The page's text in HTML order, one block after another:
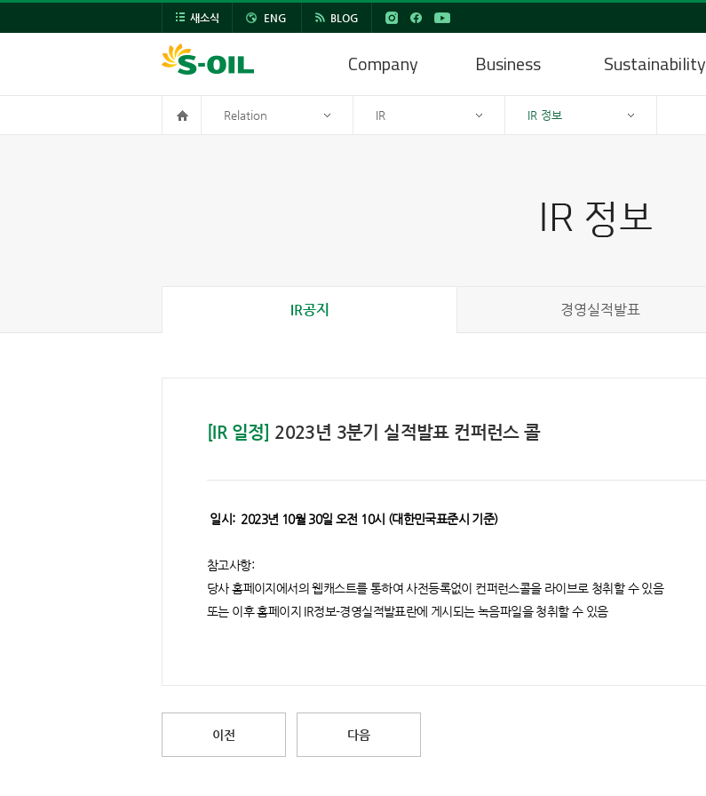
새소식 ENG BLOG
Company Business Sustainability
Relation IR IR 정보
IR공지 경영실적발표
[IR 일정] 2023년 3분기 실적발표 컨퍼런스 콜
일시: 2023년 10월 30일 오전 10시 (대한민국표준시 기준)
참고사항:
당사 홈페이지에서의 웹캐스트를 통하여 사전등록없이 컨퍼런스콜을 라이브로 청취할 수 있음
또는 이후 홈페이지 IR정보-경영실적발표란에 게시되는 녹음파일을 청취할 수 있음
이전 다음